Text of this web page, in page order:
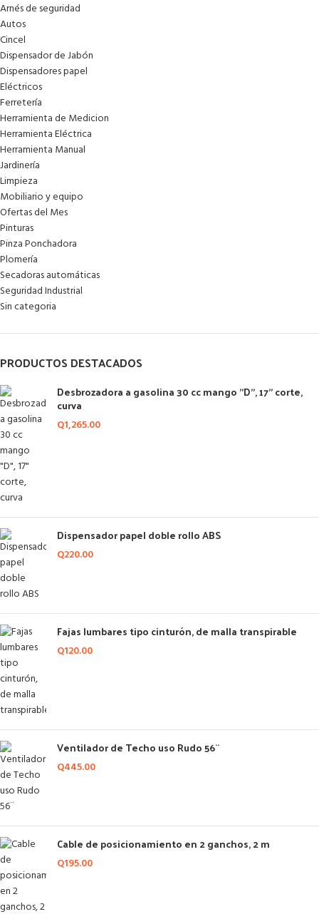
Arnés de seguridad
Autos
Cincel
Dispensador de Jabón
Dispensadores papel
Eléctricos
Ferretería
Herramienta de Medicion
Herramienta Eléctrica
Herramienta Manual
Jardinería
Limpieza
Mobiliario y equipo
Ofertas del Mes
Pinturas
Pinza Ponchadora
Plomería
Secadoras automáticas
Seguridad Industrial
Sin categoria
PRODUCTOS DESTACADOS
Desbrozadora a gasolina 30 cc mango "D", 17" corte,
curva
Q1,265.00
Dispensador papel doble rollo ABS
Q220.00
Fajas lumbares tipo cinturón, de malla transpirable
Q120.00
Ventilador de Techo uso Rudo 56¨
Q445.00
Cable de posicionamiento en 2 ganchos, 2 m
Q195.00